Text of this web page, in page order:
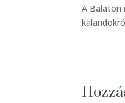
A Balaton